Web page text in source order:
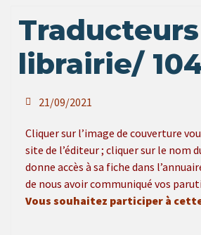
librairie/
21/09/2021
Cliquer sur l’image de couverture
site de l’éditeur ; cliquer sur le nom
donne accès à sa fiche dans
de nous avoir communiqué vos
Vous souhaitez participer à